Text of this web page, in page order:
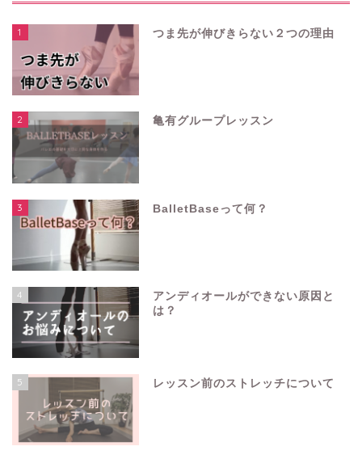
1 つま先が伸びきらない２つの理由
2 亀有グループレッスン
3 BalletBaseって何？
4
アンディオールができない原因と
は？
5 レッスン前のストレッチについて